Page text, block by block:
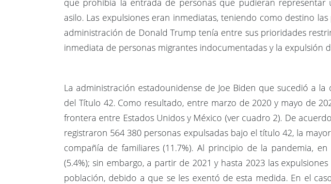
que prohibía la entrada de personas que pudieran
asilo. Las expulsiones eran inmediatas, teniendo como destino
administración de Donald Trump tenía entre sus prioridades
inmediata de personas migrantes indocumentadas y la
La administración estadounidense de Joe Biden que sucedió a
del Título 42. Como resultado, entre marzo de 2020 y mayo de
frontera entre Estados Unidos y México (ver cuadro 2). De
registraron 564 380 personas expulsadas bajo el título 42, la
compañía de familiares (11.7%). Al principio de la pandemia,
(5.4%); sin embargo, a partir de 2021 y hasta 2023 las
población, debido a que se les exentó de esta medida. En el